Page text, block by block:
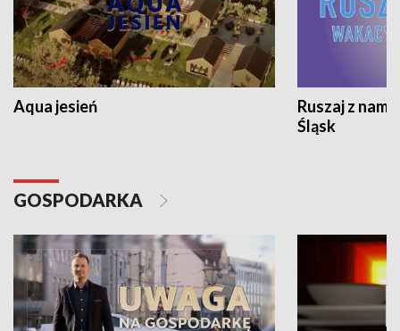
Aqua jesień
Ruszaj z
Śląsk
GOSPODARKA